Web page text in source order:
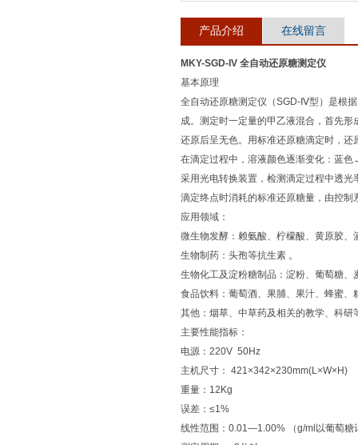
产品介绍 在线留言
MKY-SGD-IV 全自动还原糖测定仪
基本原理
全自动还原糖测定仪（SGD-Ⅳ型）是根
成。测定时一定量的甲乙液混合，首先
还原后呈无色。用标准还原糖滴定时，
在滴定过程中，溶液颜色逐渐变化：蓝
采用光电转换装置，检测滴定过程中透
滴定终点时消耗的标准还原糖量，由控
应用领域：
微生物发酵：赖氨酸、柠檬酸、黄原胶、
生物制药：头孢等抗生素 。
生物化工及淀粉糖制品：淀粉、葡萄糖
食品饮料：葡萄酒、果脯、果汁、蜂蜜
其他：烟草、中草药及相关的教学、科研
主要性能指标：
电源：220V 50Hz
主机尺寸： 421×342×230mm(L×W×H)
重量：12Kg
误差：≤1%
线性范围：0.01—1.00% （g/ml以葡萄糖